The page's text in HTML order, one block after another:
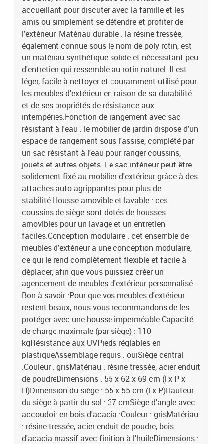
siège : mousseMatériau de remplissage du coussin de dossier :
fibre de cotonDimensions du coussin de siège : 55 x 55 x 3 cm (l x
P x é)Dimensions du coussin de dossier : 55 x 45 x 13 cm (L x l x
é)La livraison contient :1 x siège central incluant une fonction de
rangement avec un sac résistant à l'eau2 x siège d'angle avec
accoudoir en acacia comprenant une fonction de rangement avec
un sac résistant à l'eau3 x coussin de dossier3 x coussin de siège
avec housse amovible et lavable
accueillant pour discuter avec la famille et les
amis ou simplement se détendre et profiter de
l'extérieur. Matériau durable : la résine tressée,
également connue sous le nom de poly rotin, est
un matériau synthétique solide et nécessitant peu
d'entretien qui ressemble au rotin naturel. Il est
léger, facile à nettoyer et couramment utilisé pour
les meubles d'extérieur en raison de sa durabilité
et de ses propriétés de résistance aux
intempéries.Fonction de rangement avec sac
résistant à l'eau : le mobilier de jardin dispose d'un
espace de rangement sous l'assise, complété par
un sac résistant à l'eau pour ranger coussins,
jouets et autres objets. Le sac intérieur peut être
solidement fixé au mobilier d'extérieur grâce à des
attaches auto-agrippantes pour plus de
stabilité.Housse amovible et lavable : ces
coussins de siège sont dotés de housses
amovibles pour un lavage et un entretien
faciles.Conception modulaire : cet ensemble de
meubles d'extérieur a une conception modulaire,
ce qui le rend complètement flexible et facile à
déplacer, afin que vous puissiez créer un
agencement de meubles d'extérieur personnalisé.
Bon à savoir :Pour que vos meubles d'extérieur
restent beaux, nous vous recommandons de les
protéger avec une housse imperméable.Capacité
de charge maximale (par siège) : 110
kgRésistance aux UVPieds réglables en
plastiqueAssemblage requis : ouiSiège central
:Couleur : grisMatériau : résine tressée, acier enduit
de poudreDimensions : 55 x 62 x 69 cm (l x P x
H)Dimension du siège : 55 x 55 cm (l x P)Hauteur
du siège à partir du sol : 37 cmSiège d'angle avec
accoudoir en bois d'acacia :Couleur : grisMatériau
: résine tressée, acier enduit de poudre, bois
d'acacia massif avec finition à l'huileDimensions :